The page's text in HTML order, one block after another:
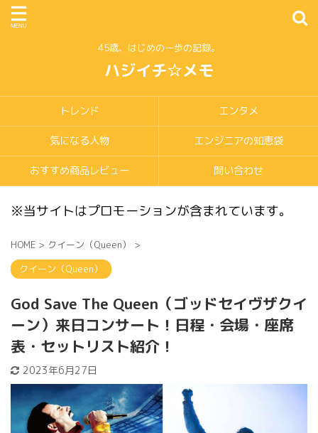
45歳、はじめの一歩の記録。
ハジイチ☆メモ
トレンド エンタメ
気になる人物 エンジニアの知恵袋
おすすめ商品レビュー 問い合わせ
※当サイトはプロモーションが含まれています。
HOME > クイーン（Queen）
>
クイーン（Queen）
God Save The Queen（ゴッドセイヴザクイ
ーン）来日コンサート！日程・会場・座席
表・セットリスト紹介！
2023年6月27日